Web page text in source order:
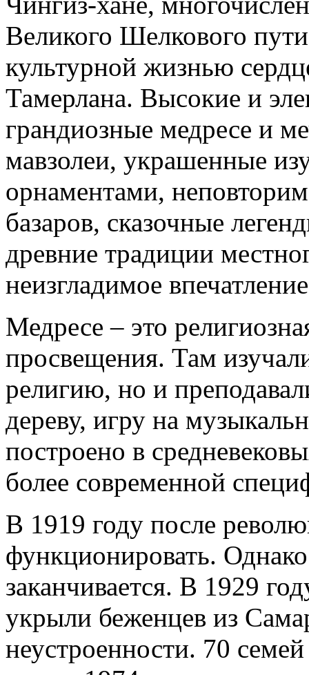
Великого Шелкового
культурной жизнью
Тамерлана. Высокие и
грандиозные медресе и
мавзолеи, украшенные
орнаментами,
базаров, сказочные
древние традиции
неизгладимое
Медресе – это
просвещения. Там
религию, но и
дереву, игру на
построено в
более современной
В 1919 году после
функционировать.
заканчивается. В 1929
укрыли беженцев из
неустроенности. 70